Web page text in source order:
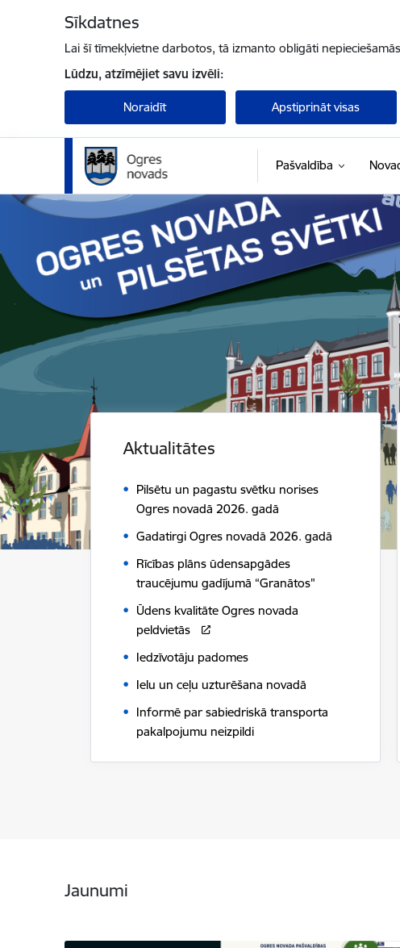
Sīkdatnes
Lai šī tīmekļvietne darbotos, tā izmanto obligāti
Lūdzu, atzīmējiet savu izvēli:
Noraidīt Apstiprināt visas
Pašvaldība
Ogres novada pašvaldība
Aktualitātes
Pilsētu un pagastu svētku norises
Ogres novadā 2026. gadā
Gadatirgi Ogres novadā 2026. gadā
Rīcības plāns ūdensapgādes
traucējumu gadījumā “Granātos"
Ūdens kvalitāte Ogres novada
peldvietās
Iedzīvotāju padomes
Ielu un ceļu uzturēšana novadā
Informē par sabiedriskā transporta
pakalpojumu neizpildi
Jaunumi